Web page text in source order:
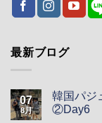
最新ブログ
07
8月
韓国パジ
②Day6